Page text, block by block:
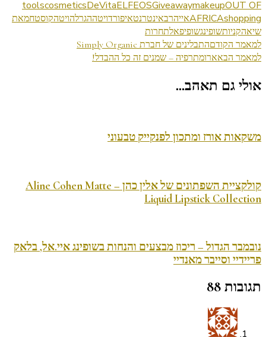
toolscosmeticsDeVitaELFEOSGiveawaymakeupOUT OF
AFRICAshopping אייהרבאינטרנטאיפורדויטההגרלהויטהקוסטחמאת
שיאהקניותשופינגשופיפאלתחרות
ניווט
בפוסטים
למאמר הקודםהתבלינים של חברת Simply Organic
למאמר הבאארומתרפיה – שמנים זה כל ההבדל!
אולי גם תאהב...
משקאות אורז ומתכון לפנקייק טבעוני
קולקציית השפתונים של אלין כהן – Aline Cohen Matte
Liquid Lipstick Collection
נובמבר הגדול – ריכוז מבצעים והנחות בשופינג איי.אל, בלאק
פריידיי וסייבר מאנדיי
תגובות 88